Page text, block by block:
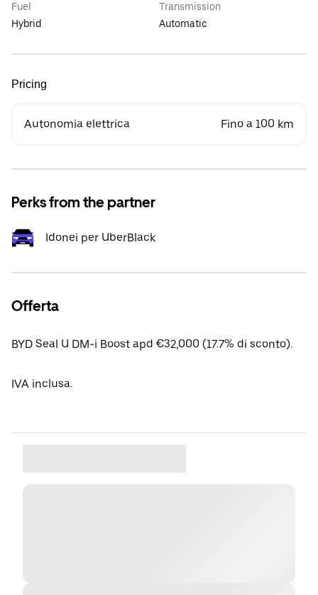
Fuel
Hybrid
Transmission
Automatic
Pricing
Autonomia elettrica Fino a 100 km
Perks from the partner
Idonei per UberBlack
Offerta
BYD Seal U DM-i Boost apd €32,000 (17.7% di sconto).
IVA inclusa.